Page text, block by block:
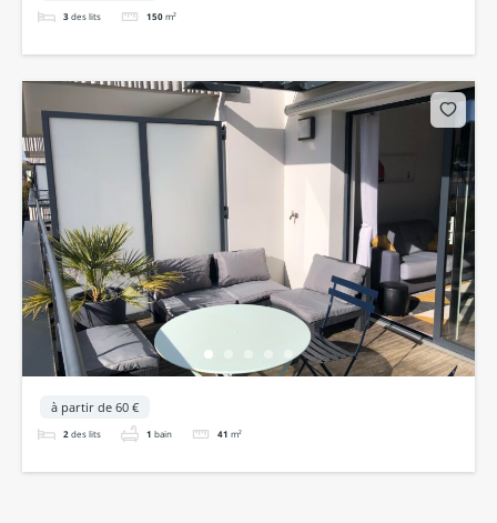
3 des lits 150 m²
à partir de 60 €
2 des lits 1 bain 41 m²